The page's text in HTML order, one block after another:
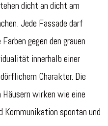
dicht an dicht am
Jede Fassade darf
gegen den grauen
innerhalb einer
Charakter. Die
wirken wie eine
Kommunikation spontan und